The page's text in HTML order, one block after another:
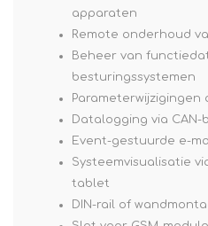
apparaten
Remote onderhoud
Beheer van
besturingssystemen
Parameterwijzigingen
Datalogging via CAN-
Event-gestuurde e-
Systeemvisualisatie
tablet
DIN-rail of